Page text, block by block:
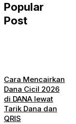
Popular
Post
Cara Mencairkan
Dana Cicil 2026
di DANA lewat
Tarik Dana dan
QRIS